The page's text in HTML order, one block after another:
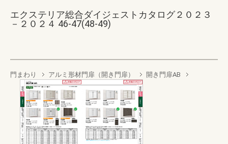
エクステリア総合ダイジェストカタログ２０２３
－２０２４ 46-47(48-49)
門まわり アルミ形材門扉（開き門扉） 開き門扉AB